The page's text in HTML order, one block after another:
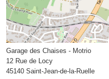
Garage des Chaises - Motrio
12 Rue de Locy
45140 Saint-Jean-de-la-Ruelle